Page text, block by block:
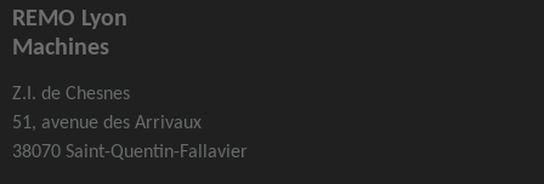
REMO Lyon
Machines
Z.I. de Chesnes
51, avenue des Arrivaux
38070 Saint-Quentin-Fallavier